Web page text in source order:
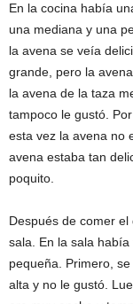
En la cocina había
una mediana y una
la avena se veía
grande, pero la
la avena de la taza
tampoco le gustó.
esta vez la avena no
avena estaba tan
poquito.
Después de comer
sala. En la sala
pequeña. Primero,
alta y no le gustó.